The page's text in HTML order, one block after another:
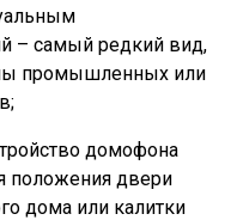
– самый редкий вид,
промышленных или
домофона
положения двери
дома или калитки